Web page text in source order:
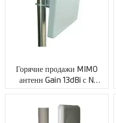
Горячие продажи MIMO
антенн Gain 13dBi с N
женский разъем XMR-